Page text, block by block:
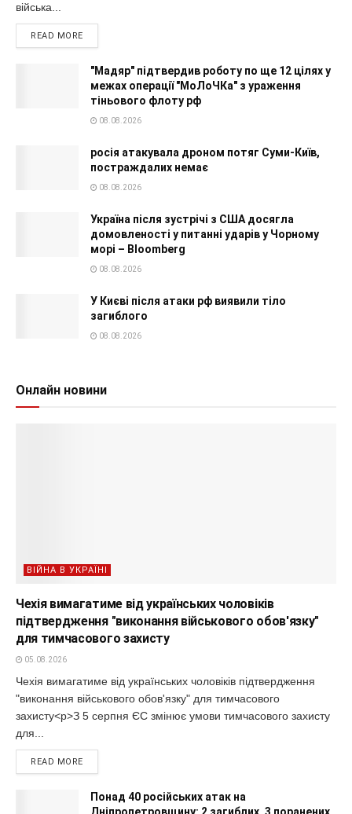
війська...
READ MORE
"Мадяр" підтвердив роботу по ще 12 цілях у
межах операції "МоЛоЧКа" з ураження
тіньового флоту рф
08.08.2026
росія атакувала дроном потяг Суми-Київ,
постраждалих немає
08.08.2026
Україна після зустрічі з США досягла
домовленості у питанні ударів у Чорному
морі – Bloomberg
08.08.2026
У Києві після атаки рф виявили тіло
загиблого
08.08.2026
Онлайн новини
ВІЙНА В УКРАЇНІ
Чехія вимагатиме від українських чоловіків
підтвердження "виконання військового обов'язку"
для тимчасового захисту
05.08.2026
Чехія вимагатиме від українських чоловіків підтвердження
"виконання військового обов'язку" для тимчасового
захисту<p>З 5 серпня ЄС змінює умови тимчасового захисту
для...
READ MORE
Понад 40 російських атак на